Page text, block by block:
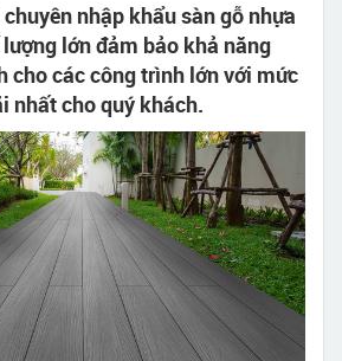
chuyên nhập khẩu sàn gỗ nhựa
lớn đảm bảo khả năng
cho các công trình lớn với mức
nhất cho quý khách.